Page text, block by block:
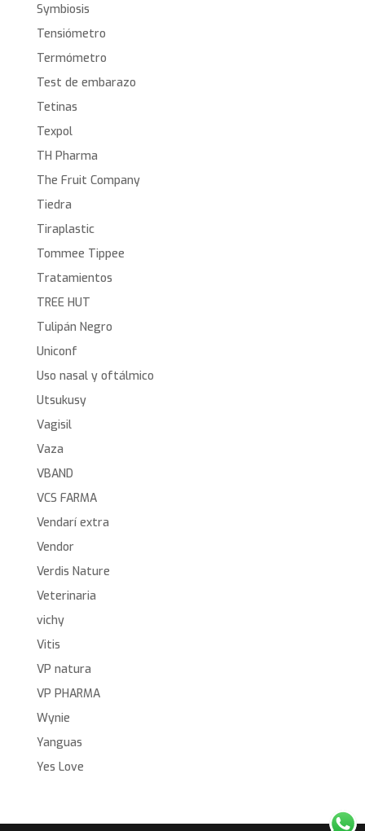
Symbiosis
Tensiómetro
Termómetro
Test de embarazo
Tetinas
Texpol
TH Pharma
The Fruit Company
Tiedra
Tiraplastic
Tommee Tippee
Tratamientos
TREE HUT
Tulipán Negro
Uniconf
Uso nasal y oftálmico
Utsukusy
Vagisil
Vaza
VBAND
VCS FARMA
Vendarí extra
Vendor
Verdis Nature
Veterinaria
vichy
Vitis
VP natura
VP PHARMA
Wynie
Yanguas
Yes Love